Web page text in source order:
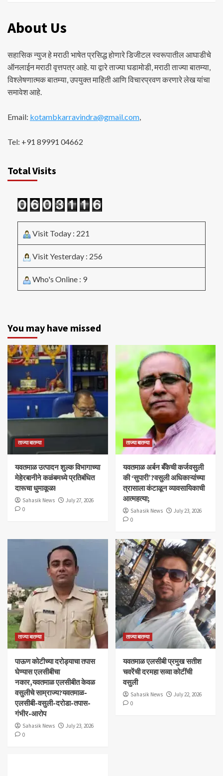
About Us
सहासिक न्युज हे मराठी भाषेत प्रसिद्ध होणारे डिजीटल स्वरूपातील आघाडीचे
ऑनलाईन मराठी वृत्तपत्र आहे. या द्वारे ताज्या घडामोडी, मराठी ताज्या बातम्या,
विश्लेषणात्मक बातम्या, उपयुक्त माहिती आणि विचारप्रवण करणारे लेख यांचा
समावेश आहे.
Email: kotambkarravindra@gmail.com,
Tel: +91 89991 04662
Total Visits
Visit Today : 221
Visit Yesterday : 256
Who's Online : 9
You may have missed
ताज्या बातम्या
यवतमाळ उत्पादन शुल्क विभागाच्या
मेहेरबानीने कळंबमध्ये प्रतिबंधित
दारूचा धुमाकूळ!
Sahasik News
July 27, 2026
0
ताज्या बातम्या
​यवतमाळ अर्बन बँकेची कर्जवसुली
की ‘सुपारी’?वसुली अधिकाऱ्यांच्या
त्रासाला कंटाळून व्यावसायिकाची
आत्महत्या;
Sahasik News
July 23, 2026
0
ताज्या बातम्या
पाऊण कोटीच्या दरोड्याचा तपास
घेण्यास एलसीबीचा
नकार,यवतमाळ एलसीबीत केवळ
वसुलीचे साम्राज्य?यवतमाळ-
एलसीबी-वसुली-दरोडा-तपास-
गंभीर-आरोप
Sahasik News
July 23, 2026
0
ताज्या बातम्या
यवतमाळ एलसीबी प्रमुख सतीश
चवरेंची दरमहा सव्वा कोटींची
वसुली
Sahasik News
July 22, 2026
0